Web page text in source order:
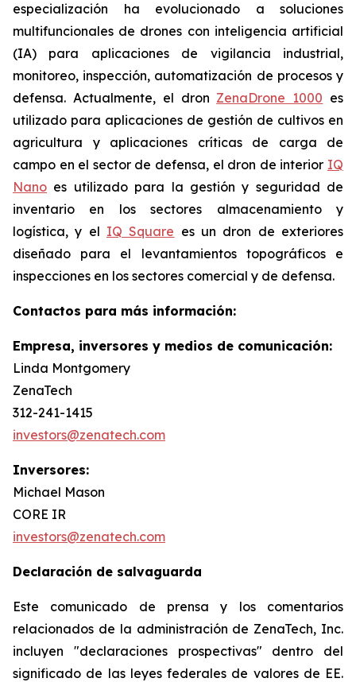
especialización ha evolucionado a soluciones
multifuncionales de drones con inteligencia artificial
(IA) para aplicaciones de vigilancia industrial,
monitoreo, inspección, automatización de procesos y
defensa. Actualmente, el dron ZenaDrone 1000 es
utilizado para aplicaciones de gestión de cultivos en
agricultura y aplicaciones críticas de carga de
campo en el sector de defensa, el dron de interior IQ
Nano es utilizado para la gestión y seguridad de
inventario en los sectores almacenamiento y
logística, y el IQ Square es un dron de exteriores
diseñado para el levantamientos topográficos e
inspecciones en los sectores comercial y de defensa.
Contactos para más información:
Empresa, inversores y medios de comunicación:
Linda Montgomery
ZenaTech
312-241-1415
investors@zenatech.com
Inversores:
Michael Mason
CORE IR
investors@zenatech.com
Declaración de salvaguarda
Este comunicado de prensa y los comentarios
relacionados de la administración de ZenaTech, Inc.
incluyen "declaraciones prospectivas" dentro del
significado de las leyes federales de valores de EE.